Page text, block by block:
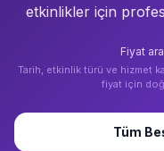
etkinlikler için
Fiyat
Tarih, etkinlik türü ve hizmet
fiyat için
Tüm